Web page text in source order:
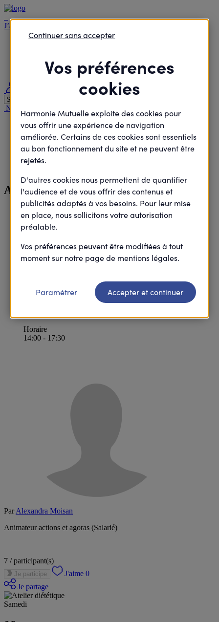
J’agisCollectif
Je défends des projets
Je deviens élu
Nous contacter
Nous rejoindre
Accueil
Je passe à l'action
Atelier diététique
Sport - Alimentation
Atelier diététique
En Présentiel
Lantic
22410 Lantic
en ligne
Horaire
14:00 - 17:30
ParAlexandra Moisan
Animateur actions et agoras (Salarié)
7 /participant(s)
Je participe J'aime 0
Je partage
Samedi
Vos préférences
cookies
Harmonie Mutuelle exploite des cookies pour
vous offrir une expérience de navigation
améliorée. Certains de ces cookies sont essentiels
au bon fonctionnement du site et ne peuvent être
rejetés.
D'autres cookies nous permettent de quantifier
l'audience et de vous offrir des contenus et
publicités adaptés à vos besoins. Pour leur mise
en place, nous sollicitons votre autorisation
préalable.
Vos préférences peuvent être modifiées à tout
moment sur notre page de mentions légales.
Continuer sans accepter
Paramétrer Accepter et continuer